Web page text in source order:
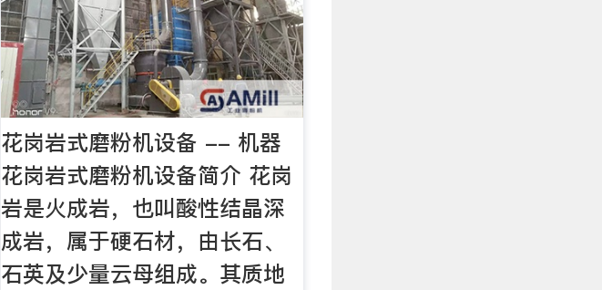
花岗岩式磨粉机设备 -- 机器
花岗岩式磨粉机设备简介 花岗
岩是火成岩，也叫酸性结晶深
成岩，属于硬石材，由长石、
石英及少量云母组成。其质地